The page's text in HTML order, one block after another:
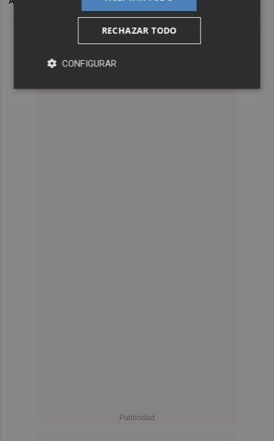
RECHAZAR TODO
CONFIGURAR